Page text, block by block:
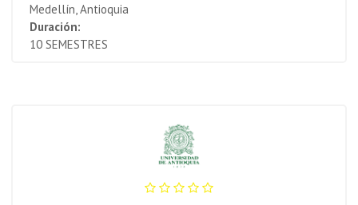
Medellín, Antioquia
Duración:
10 SEMESTRES